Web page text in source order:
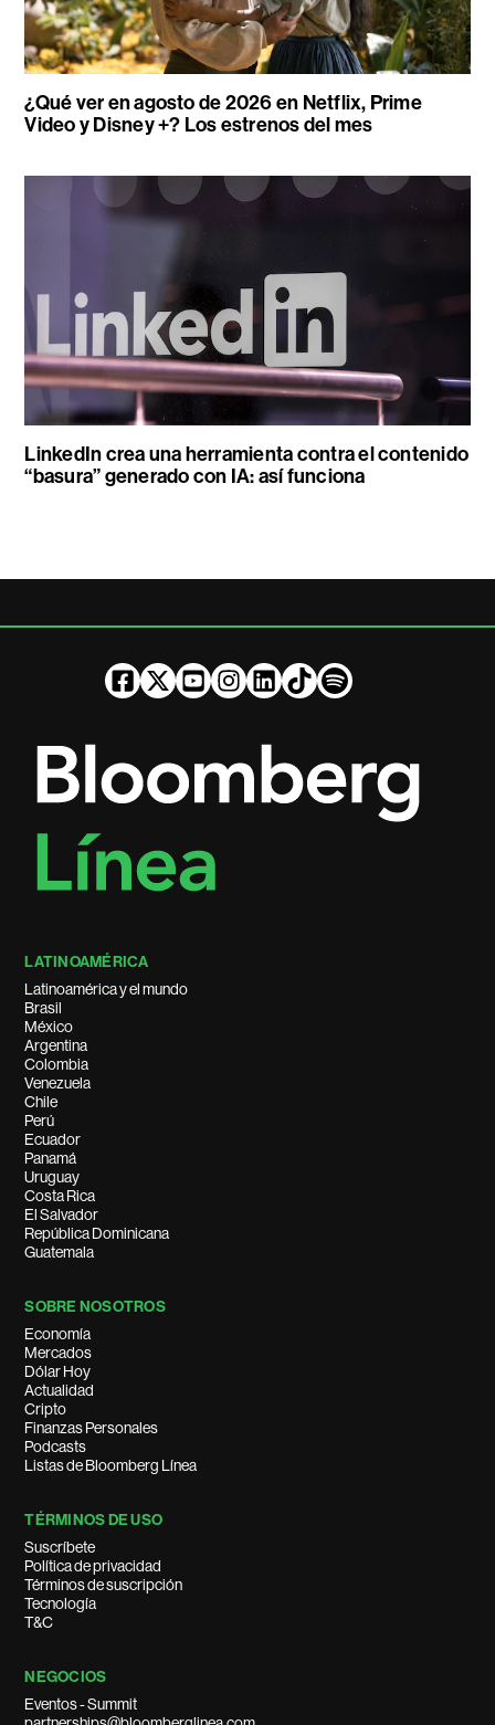
¿Qué ver en agosto de 2026 en Netflix, Prime
Video y Disney +? Los estrenos del mes
LinkedIn crea una herramienta contra el contenido
“basura” generado con IA: así funciona
LATINOAMÉRICA
Latinoamérica y el mundo
Brasil
México
Argentina
Colombia
Venezuela
Chile
Perú
Ecuador
Panamá
Uruguay
Costa Rica
El Salvador
República Dominicana
Guatemala
SOBRE NOSOTROS
Economía
Mercados
Dólar Hoy
Actualidad
Cripto
Finanzas Personales
Podcasts
Listas de Bloomberg Línea
TÉRMINOS DE USO
Suscríbete
Política de privacidad
Términos de suscripción
Tecnología
T&C
NEGOCIOS
Eventos - Summit